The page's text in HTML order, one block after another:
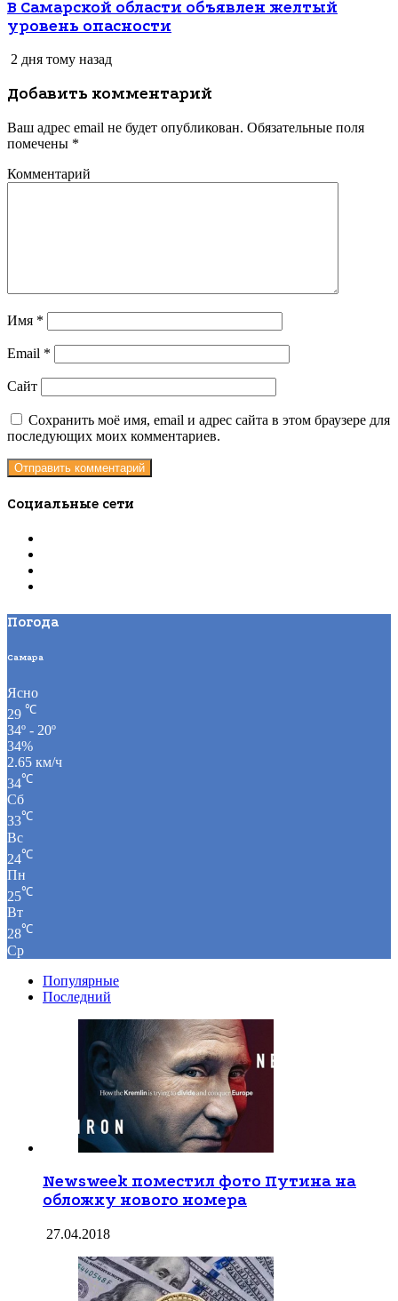
В Самарской области объявлен желтый
уровень опасности
2 дня тому назад
Добавить комментарий
Ваш адрес email не будет опубликован. Обязательные поля
помечены *
Комментарий
Имя *
Email *
Сайт
Сохранить моё имя, email и адрес сайта в этом браузере для
последующих моих комментариев.
Социальные сети
Погода
Самара
Ясно
29 ℃
34º - 20º
34%
2.65 км/ч
34℃
Сб
33℃
Вс
24℃
Пн
25℃
Вт
28℃
Ср
Популярные
Последний
Newsweek поместил фото Путина на
обложку нового номера
27.04.2018